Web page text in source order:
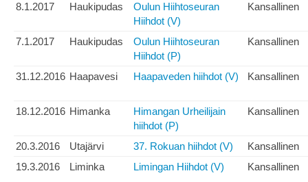
8.1.2017 Haukipudas
Oulun Hiihtoseuran
Hiihdot (V)
Kansallinen
7.1.2017 Haukipudas
Oulun Hiihtoseuran
Hiihdot (P)
Kansallinen
31.12.2016 Haapavesi Haapaveden hiihdot (V) Kansallinen
18.12.2016 Himanka
Himangan Urheilijain
hiihdot (P)
Kansallinen
20.3.2016 Utajärvi 37. Rokuan hiihdot (V)
Kansallinen
19.3.2016
Liminka Limingan Hiihdot (V) Kansallinen